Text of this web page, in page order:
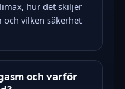
hur det skiljer
vilken säkerhet
och varför